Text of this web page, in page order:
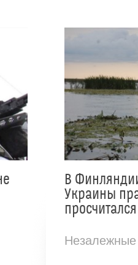
В
Украины
просчитался
Незалежные